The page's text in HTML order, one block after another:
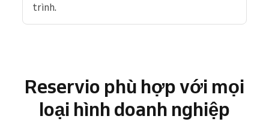
trình.
Reservio phù hợp với mọi
loại hình doanh nghiệp